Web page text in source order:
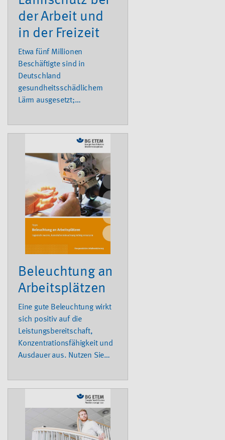
der Arbeit und
in der Freizeit
Etwa fünf Millionen
Beschäftigte sind in
Deutschland
gesundheitsschädlichem
Lärm ausgesetzt;
den Spitzenreitern bei den
Berufskrankheiten. Lärm
beeinträchtigt das
Wohlbefinden und
verursacht Gehörschäden.
Kurz gefasste Informationen
zum Lärmschutz am
Arbeitsplatz, zur Anwendung
von Gehörschutzmitteln und
zum
Lärmverhalten in der Freizeit
bietet die Kurzbroschüre.
Beleuchtung an
Arbeitsplätzen
Eine gute Beleuchtung wirkt
sich positiv auf die
Leistungsbereitschaft,
Konzentrationsfähigkeit und
Ausdauer aus. Nutzen Sie
qualitativ hochwertige